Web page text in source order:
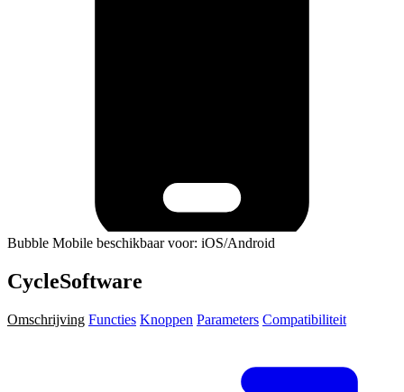
Bubble Mobile beschikbaar voor: iOS/Android
CycleSoftware
Omschrijving Functies Knoppen Parameters Compatibiliteit